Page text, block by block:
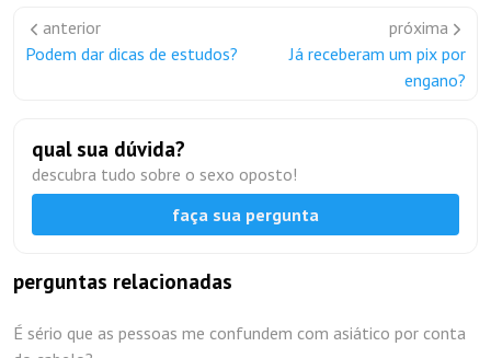
anterior
Podem dar dicas de estudos?
próxima
Já receberam um pix por
engano?
qual sua dúvida?
descubra tudo sobre o sexo oposto!
faça sua pergunta
perguntas relacionadas
É sério que as pessoas me confundem com asiático por conta